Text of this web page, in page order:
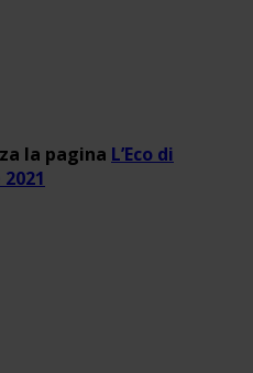
la pagina L’Eco di